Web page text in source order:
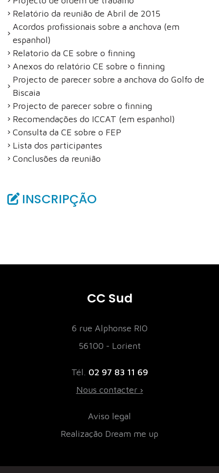
Relatório da reunião de Abril de 2015
Acordos profissionais sobre a anchova (em
espanhol)
Relatorio da CE sobre o finning
Anexos do relatório CE sobre o finning
Projecto de parecer sobre a anchova do Golfo de
Biscaia
Projecto de parecer sobre o finning
Recomendações do ICCAT (em espanhol)
Consulta da CE sobre o FEP
Lista dos participantes
Conclusões da reunião
INSCRIPÇÃO
CC Sud
6 rue Alphonse RIO
56100 - Lorient
Tél. 02 97 83 11 69
Nous contacter ›
Aviso legal
Realização Dream me up